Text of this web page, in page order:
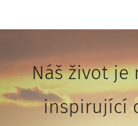
Náš život je
inspirující